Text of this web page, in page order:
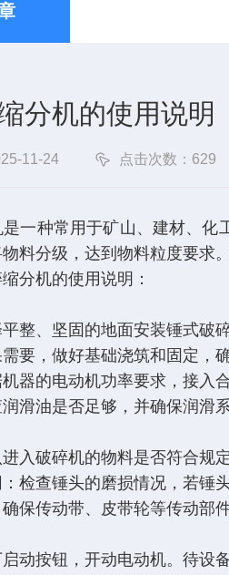
分机的使用说明
11-24 点击次数：629
一种常用于矿山、建材、
物料分级，达到物料粒度要求
分机的使用说明：
整、坚固的地面安装锤式破
要，做好基础浇筑和固定，
器的电动机功率要求，接入
滑油是否足够，并确保润滑
入破碎机的物料是否符合规
检查锤头的磨损情况，若锤
保传动带、皮带轮等传动部
动按钮，开动电动机。待设